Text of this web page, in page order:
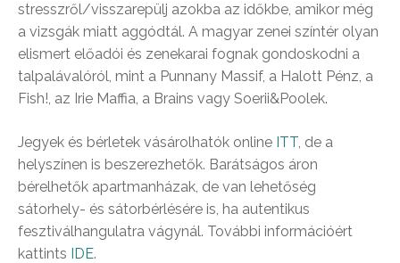
stresszről/visszarepülj azokba az időkbe, amikor még
a vizsgák miatt aggódtál. A magyar zenei színtér olyan
elismert előadói és zenekarai fognak gondoskodni a
talpalávalóról, mint a Punnany Massif, a Halott Pénz, a
Fish!, az Irie Maffia, a Brains vagy Soerii&Poolek.
Jegyek és bérletek vásárolhatók online ITT, de a
helyszínen is beszerezhetők. Barátságos áron
bérelhetők apartmanházak, de van lehetőség
sátorhely- és sátorbérlésére is, ha autentikus
fesztiválhangulatra vágynál. További információért
kattints IDE.